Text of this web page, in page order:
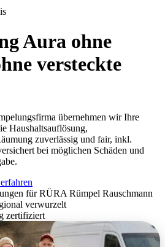
Aura ohne
versteckte
übernehmen wir Ihre
Haushaltsauflösung,
zuverlässig und fair, inkl.
bei möglichen Schäden und